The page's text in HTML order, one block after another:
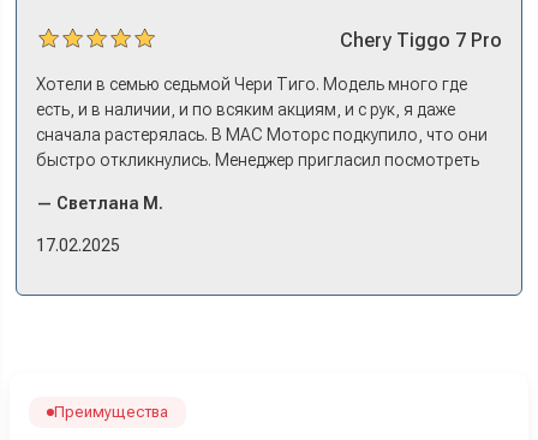
Chery Tiggo 7 Pro
Хотели в семью седьмой Чери Тиго. Модель много где
есть, и в наличии, и по всяким акциям, и с рук, я даже
сначала растерялась. В МАС Моторс подкупило, что они
быстро откликнулись. Менеджер пригласил посмотреть
примериться. Нам тут недалеко, пришли в салон - и в тот
же день купили машину! Неожиданно, но довольны! Все
менеджеру Сергею, профессионал своего дела!
— Светлана М.
17.02.2025
Преимущества